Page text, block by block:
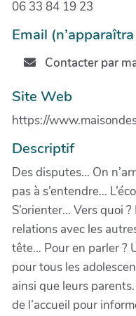
06 33 84 19 23
Email
Contacter par
Site Web
https://
Descriptif
Des disputes… On
pas à s’entendre…
S’orienter… Vers quoi
relations avec les
tête… Pour en parler ?
pour tous les
ainsi que leurs
de l’accueil pour